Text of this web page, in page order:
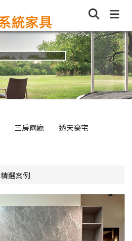
三房兩廳
透天豪宅
精選案例